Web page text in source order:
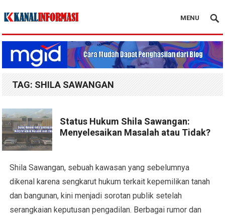
Blog Kanal Info
MENU
TAG: SHILA SAWANGAN
Status Hukum Shila Sawangan:
Menyelesaikan Masalah atau Tidak?
Shila Sawangan, sebuah kawasan yang sebelumnya
dikenal karena sengkarut hukum terkait kepemilikan tanah
dan bangunan, kini menjadi sorotan publik setelah
serangkaian keputusan pengadilan. Berbagai rumor dan